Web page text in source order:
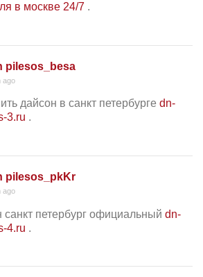
в москве 24/7 .
pilesos_besa
ago
дайсон в санкт петербурге dn-
3.ru .
pilesos_pkKr
ago
санкт петербург официальный dn-
4.ru .